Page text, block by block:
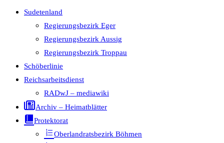
Sudetenland
Regierungsbezirk Eger
Regierungsbezirk Aussig
Regierungsbezirk Troppau
Schöberlinie
Reichsarbeitsdienst
RADwJ – mediawiki
Archiv – Heimatblätter
Protektorat
Oberlandratsbezirk Böhmen